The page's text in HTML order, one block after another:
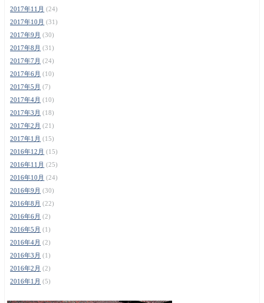
2017年11月 (24)
2017年10月 (31)
2017年9月 (30)
2017年8月 (31)
2017年7月 (24)
2017年6月 (10)
2017年5月 (7)
2017年4月 (10)
2017年3月 (18)
2017年2月 (21)
2017年1月 (15)
2016年12月 (15)
2016年11月 (25)
2016年10月 (24)
2016年9月 (30)
2016年8月 (22)
2016年6月 (2)
2016年5月 (1)
2016年4月 (2)
2016年3月 (1)
2016年2月 (2)
2016年1月 (5)